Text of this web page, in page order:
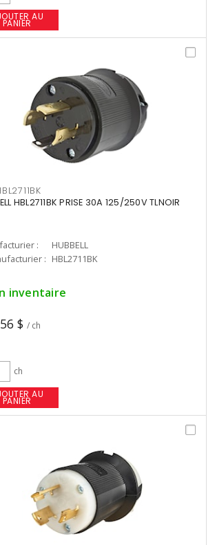
AU
PANIER
HBL2711BK PRISE 30A 125/250V TLNOIR
:
HUBBELL
: HBL2711BK
inventaire
$ / ch
ch
AU
PANIER